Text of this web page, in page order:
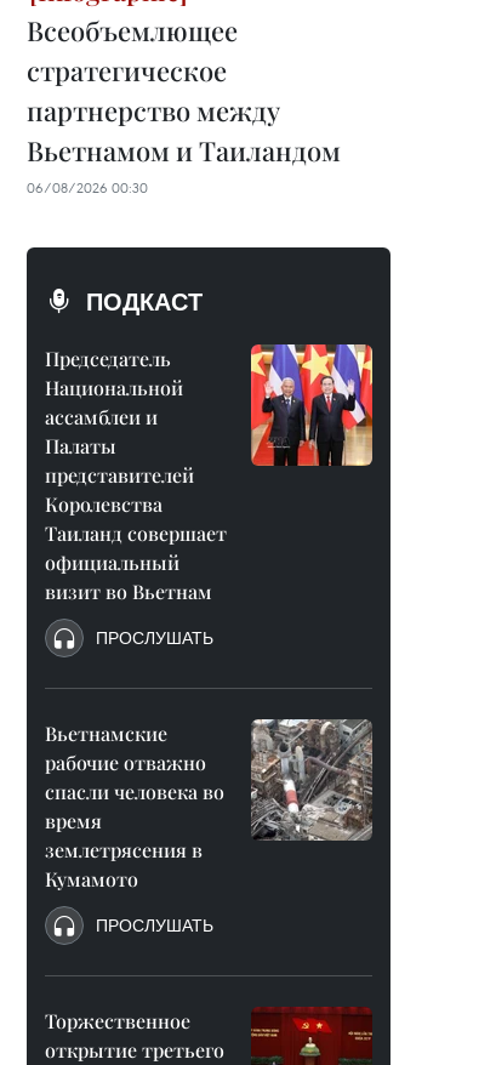
Всеобъемлющее
стратегическое
партнерство между
Вьетнамом и Таиландом
06/08/2026 00:30
ПОДКАСТ
Председатель
Национальной
ассамблеи и
Палаты
представителей
Королевства
Таиланд совершает
официальный
визит во Вьетнам
ПРОСЛУШАТЬ
Вьетнамские
рабочие отважно
спасли человека во
время
землетрясения в
Кумамото
ПРОСЛУШАТЬ
Торжественное
открытие третьего